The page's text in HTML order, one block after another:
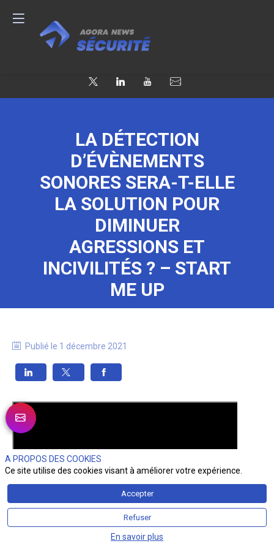
LA DÉTECTION
D’ÉVÈNEMENTS
SONORES SERA-T-ELLE
LA SOLUTION POUR
DIMINUER
AGRESSIONS ET
INCIVILITÉS ? – START
ME UP
Publié le 1 décembre 2021
A PROPOS DES COOKIES
Ce site utilise des cookies visant à améliorer votre expérience.
Accepter
Refuser
En savoir plus